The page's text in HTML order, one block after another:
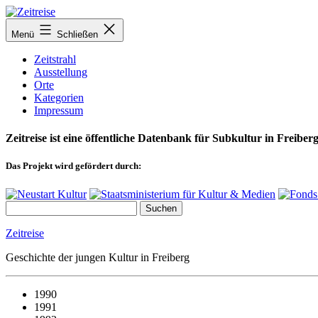
Zum
Inhalt
springen
Menü Schließen
Zeitstrahl
Ausstellung
Orte
Kategorien
Impressum
Zeitreise ist eine öffentliche Datenbank für Subkultur in
Das Projekt wird gefördert durch:
Zeitreise
Geschichte der jungen Kultur in Freiberg
1990
1991